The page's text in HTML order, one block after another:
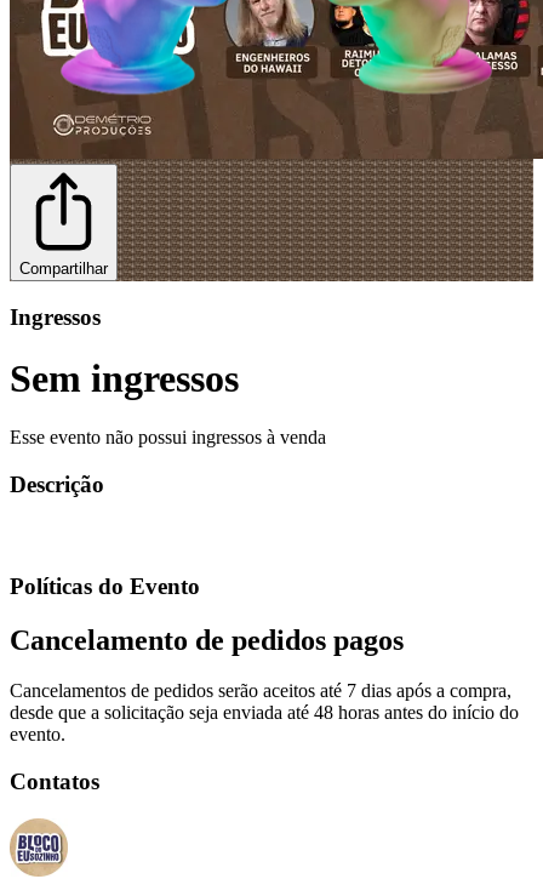
Compartilhar
Ingressos
Sem ingressos
Esse evento não possui ingressos à venda
Descrição
Políticas do Evento
Cancelamento de pedidos pagos
Cancelamentos de pedidos serão aceitos até 7 dias após a compra,
desde que a solicitação seja enviada até 48 horas antes do início do
evento.
Contatos